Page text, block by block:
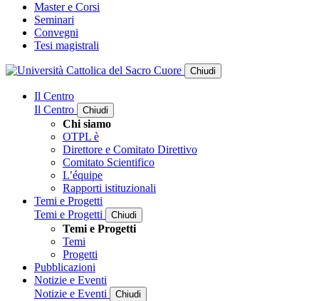
Master e Corsi
Seminari
Convegni
Tesi magistrali
Chiudi
Il Centro
Il Centro
Chiudi
Chi siamo
OTPL è
Direttore e Comitato Direttivo
Comitato Scientifico
L’équipe
Rapporti istituzionali
Temi e Progetti
Temi e Progetti
Chiudi
Temi e Progetti
Temi
Progetti
Pubblicazioni
Notizie e Eventi
Notizie e Eventi
Chiudi